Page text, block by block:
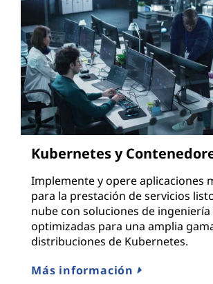
Kubernetes y
Implemente y opere aplicaciones
para la prestación de servicios
nube con soluciones de ingeniería
optimizadas para una amplia
distribuciones de Kubernetes.
Más información